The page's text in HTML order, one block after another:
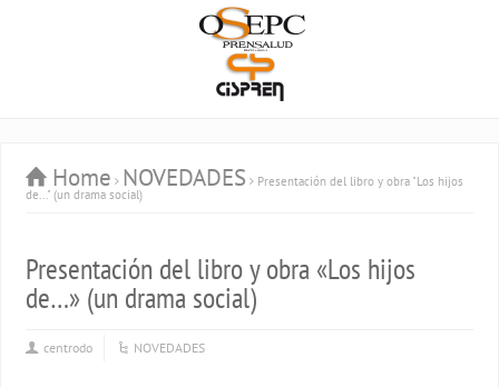
Home NOVEDADES
Presentación del libro y obra "Los hijos
de..." (un drama social)
Presentación del libro y obra «Los hijos
de…» (un drama social)
centrodo NOVEDADES